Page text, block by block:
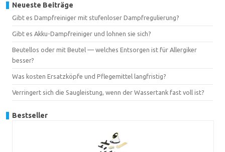
Neueste Beiträge
Gibt es Dampfreiniger mit stufenloser Dampfregulierung?
Gibt es Akku-Dampfreiniger und lohnen sie sich?
Beutellos oder mit Beutel — welches Entsorgen ist für Allergiker
besser?
Was kosten Ersatzköpfe und Pflegemittel langfristig?
Verringert sich die Saugleistung, wenn der Wassertank fast voll ist?
Bestseller